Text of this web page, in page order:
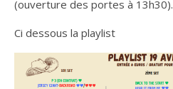
(ouverture des portes à 13h30).
Ci dessous la playlist